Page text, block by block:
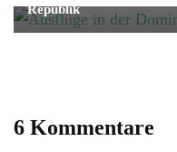
Republik
6 Kommentare